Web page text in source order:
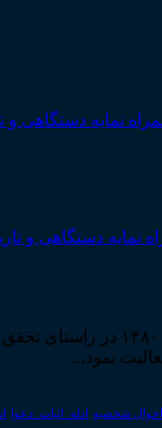
دستگاهی و تاریخی ـ
مرکز مطبوعات و
احوال شخصیه ادله_اثبات_دعوا